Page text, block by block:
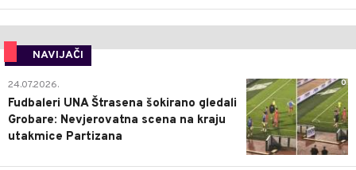
NAVIJAČI
0
24.07.2026.
Fudbaleri UNA Štrasena šokirano gledali
Grobare: Nevjerovatna scena na kraju
utakmice Partizana